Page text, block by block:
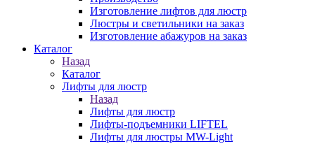
Изготовление лифтов для люстр
Люстры и светильники на заказ
Изготовление абажуров на заказ
Каталог
Назад
Каталог
Лифты для люстр
Назад
Лифты для люстр
Лифты-подъемники LIFTEL
Лифты для люстры MW-Light